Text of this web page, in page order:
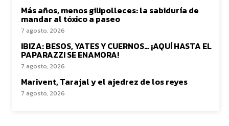
Más años, menos gilipolleces: la sabiduría de
mandar al tóxico a paseo
7 agosto, 2026
IBIZA: BESOS, YATES Y CUERNOS… ¡AQUÍ HASTA EL
PAPARAZZI SE ENAMORA!
7 agosto, 2026
Marivent, Tarajal y el ajedrez de los reyes
7 agosto, 2026